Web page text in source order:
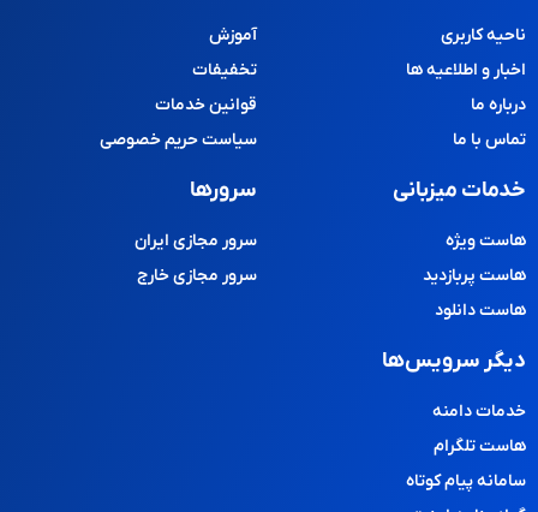
ناحیه کاربری
اخبار و اطلاعیه ها
درباره ما
تماس با ما
آموزش
تخفیفات
قوانین خدمات
سیاست حریم خصوصی
خدمات میزبانی
هاست ویژه
هاست پربازدید
هاست دانلود
سرورها
سرور مجازی ایران
سرور مجازی خارج
دیگر سرویس‌ها
خدمات دامنه
هاست تلگرام
سامانه پیام کوتاه